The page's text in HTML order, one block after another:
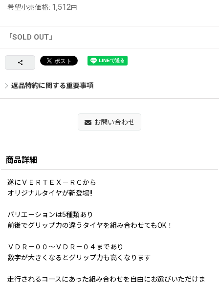
希望小売価格: 1,512円
「SOLD OUT」
返品特約に関する重要事項
お問い合わせ
商品詳細
遂にＶＥＲＴＥＸ－ＲＣから
オリジナルタイヤが新登場!!
バリエーションは5種類あり
前後でグリップ力の違うタイヤを組み合わせてもOK！
ＶＤＲ－００〜ＶＤＲ－０４まであり
数字が大きくなるとグリップ力も高くなります
走行されるコースにあった組み合わせを自由にお選びいただけま